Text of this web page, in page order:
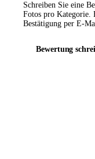
Schreiben Sie eine
Fotos pro
Bestätigung per E-
Bewertung